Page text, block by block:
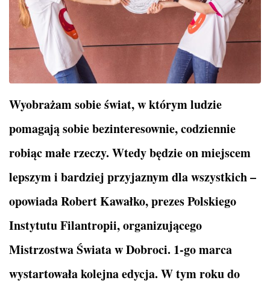
Wyobrażam sobie świat, w którym ludzie
pomagają sobie bezinteresownie, codziennie
robiąc małe rzeczy. Wtedy będzie on miejscem
lepszym i bardziej przyjaznym dla wszystkich –
opowiada Robert Kawałko, prezes Polskiego
Instytutu Filantropii, organizującego
Mistrzostwa Świata w Dobroci. 1-go marca
wystartowała kolejna edycja. W tym roku do